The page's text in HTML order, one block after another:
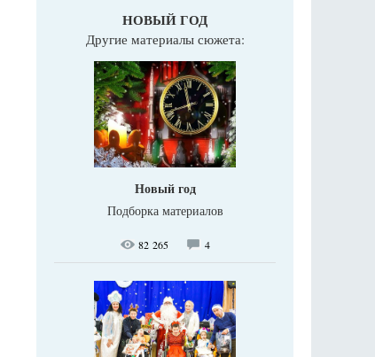
НОВЫЙ ГОД
Другие материалы сюжета:
Новый год
Подборка материалов
82 265 4